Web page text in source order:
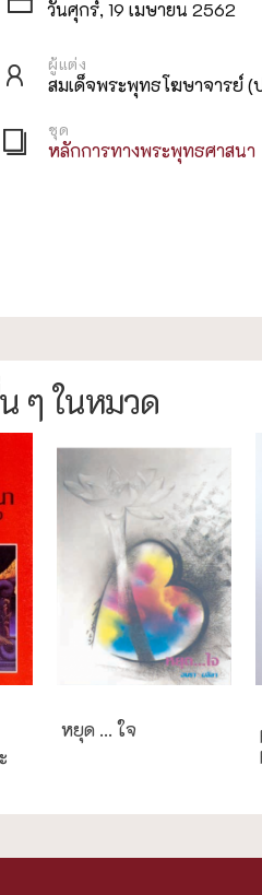
วันศุกร์, 19 เมษายน 2562
ผู้แต่ง
สมเด็จพระพุทธโฆษาจารย์ (
ชุด
หลักการทางพระพุทธศาสนา
ๆ ในหมวด
หยุด ... ใจ